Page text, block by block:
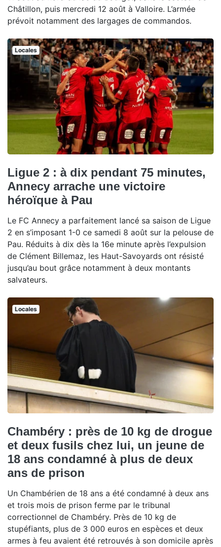
Châtillon, puis mercredi 12 août à Valloire. L’armée
prévoit notamment des largages de commandos.
Locales
Ligue 2 : à dix pendant 75 minutes,
Annecy arrache une victoire
héroïque à Pau
Le FC Annecy a parfaitement lancé sa saison de Ligue
2 en s’imposant 1-0 ce samedi 8 août sur la pelouse de
Pau. Réduits à dix dès la 16e minute après l’expulsion
de Clément Billemaz, les Haut-Savoyards ont résisté
jusqu’au bout grâce notamment à deux montants
salvateurs.
Locales
Chambéry : près de 10 kg de drogue
et deux fusils chez lui, un jeune de
18 ans condamné à plus de deux
ans de prison
Un Chambérien de 18 ans a été condamné à deux ans
et trois mois de prison ferme par le tribunal
correctionnel de Chambéry. Près de 10 kg de
stupéfiants, plus de 3 000 euros en espèces et deux
armes à feu avaient été retrouvés à son domicile après